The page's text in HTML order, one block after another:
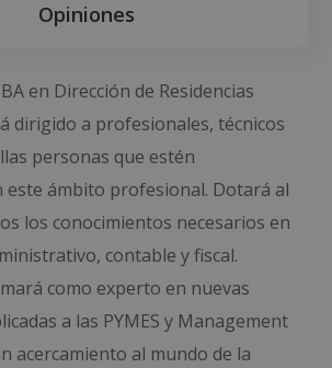
Opiniones
en Dirección de Residencias
dirigido a profesionales, técnicos
personas que estén
este ámbito profesional. Dotará al
los conocimientos necesarios en
contable y fiscal.
como experto en nuevas
a las PYMES y Management
acercamiento al mundo de la